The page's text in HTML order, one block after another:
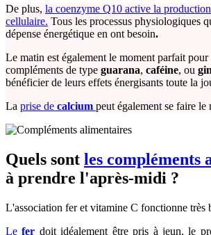
De plus, la coenzyme Q10 active la
cellulaire. Tous les processus physiologiques
dépense énergétique en ont besoin.
Le matin est également le moment parfait pour
compléments de type guarana, caféine, ou
bénéficier de leurs effets énergisants toute la
La prise de calcium peut également se faire le
Quels sont les compléments
à prendre l'après-midi ?
L'association fer et vitamine C fonctionne très
Lefer doit idéalement être pris à jeun, le